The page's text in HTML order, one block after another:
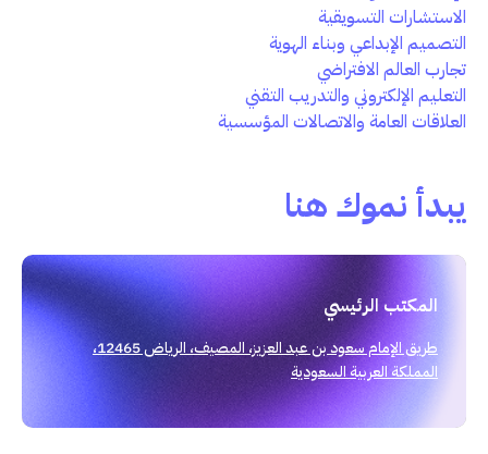
يبدأ نموك هنا
المكتب الرئيسي
طريق الإمام سعود بن عبد العزيز، المصيف، الرياض 12465،
المملكة العربية السعودية
الاستشارات التسويقية
التصميم الإبداعي وبناء الهوية
تجارب العالم الافتراضي
التعليم الإلكتروني والتدريب التقني
العلاقات العامة والاتصالات المؤسسية